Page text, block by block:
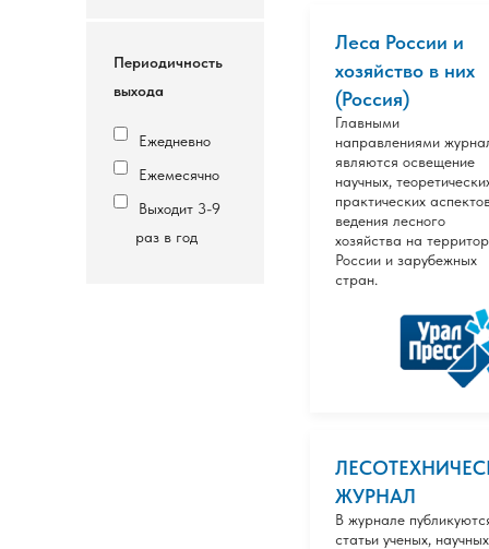
Периодичность
выхода
Ежедневно
Ежемесячно
Выходит 3-9
раз в год
Леса России и
хозяйство в них
(Россия)
Главными
направлениями
являются освещение
научных,
практических
ведения лесного
хозяйства на
России и зарубежных
стран.
ЖУРНАЛ
В журнале
статьи ученых, научных